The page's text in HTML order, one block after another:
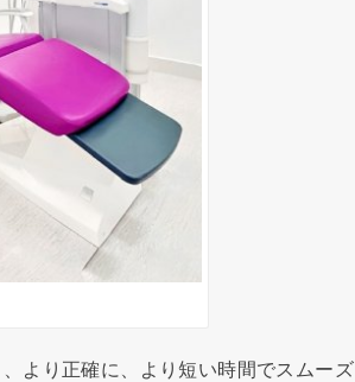
より正確に、より短い時間でスムーズ